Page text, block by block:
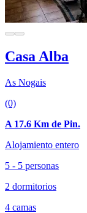
Casa Alba
As Nogais
(0)
A 17.6 Km de Pin.
Alojamiento entero
5 - 5 personas
2 dormitorios
4 camas